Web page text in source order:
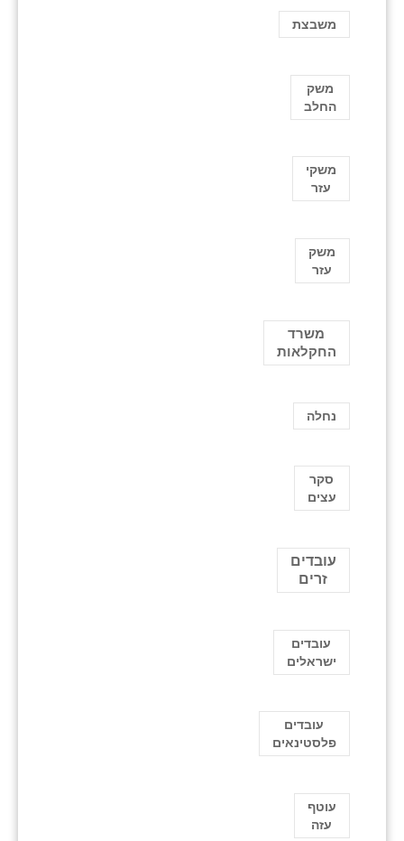
משבצת
משק
החלב
משקי
עזר
משק
עזר
משרד
החקלאות
נחלה
סקר
עצים
עובדים
זרים
עובדים
ישראלים
עובדים
פלסטינאים
עוטף
עזה